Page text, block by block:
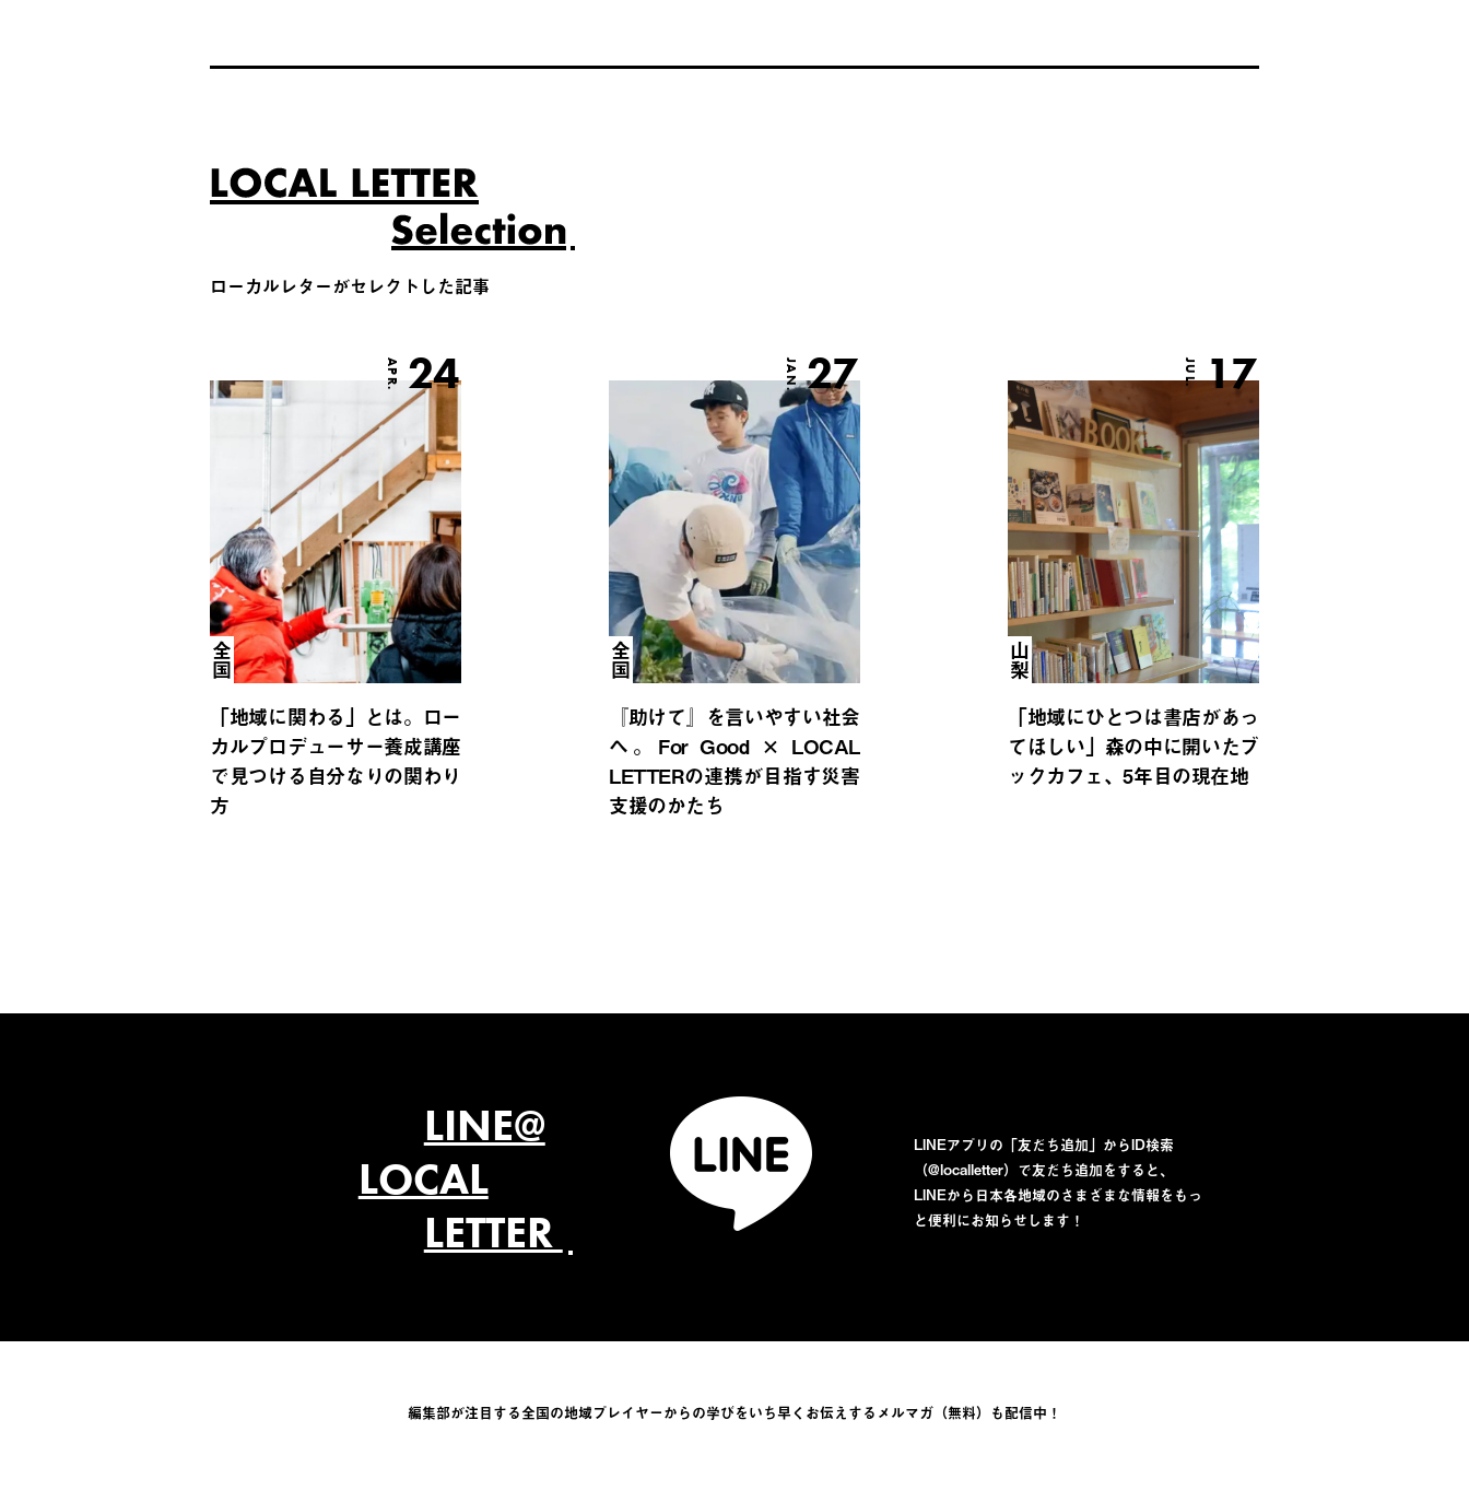
ローカルレターがセレクトした記事
APR. 24
全国
「地域に関わる」とは。ロー
カルプロデューサー養成講座
で見つける自分なりの関わり
方
JAN.27
全国
『助けて』を言いやすい社会
へ。For Good × LOCAL
LETTERの連携が目指す災害
支援のかたち
JUL. 17
山梨
「地域にひとつは書店があっ
てほしい」森の中に開いたブ
ックカフェ、5年目の現在地
LINE@
LOCAL
LETTER
LINEアプリの「友だち追加」からID検索
（@localletter）で友だち追加をすると、
LINEから日本各地域のさまざまな情報をもっ
と便利にお知らせします！
編集部が注目する全国の地域プレイヤーからの学びをいち早くお伝えするメルマガ（無料）も配信中！